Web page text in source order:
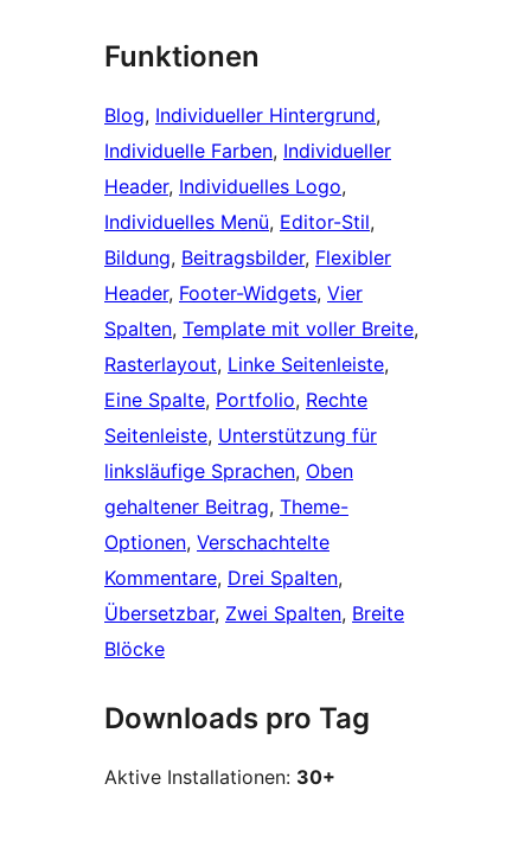
Funktionen
Blog, Individueller Hintergrund
Individuelle Farben, Individueller
Header, Individuelles Logo
Individuelles Menü, Editor-Stil
Bildung, Beitragsbilder, Flexibler
Header, Footer-Widgets, Vier
Spalten, Template mit voller Breite
Rasterlayout, Linke Seitenleiste
Eine Spalte, Portfolio, Rechte
Seitenleiste, Unterstützung für
linksläufige Sprachen, Oben
gehaltener Beitrag, Theme-
Optionen, Verschachtelte
Kommentare, Drei Spalten
Übersetzbar, Zwei Spalten, Breite
Blöcke
Downloads pro Tag
Aktive Installationen: 30+